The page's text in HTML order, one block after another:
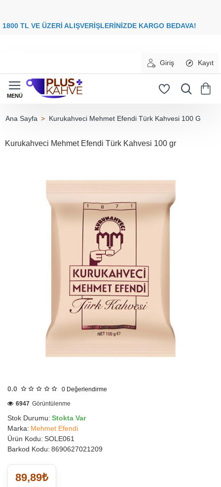
00 TL VE ÜZERİ ALIŞVERİŞLERİNİZDE KARGO
Giriş Kayıt
Kurukahveci Mehmet Efendi Türk Kahvesi 100 G
Kurukahveci Mehmet Efendi Türk Kahvesi 100 gr
0.0 0 Değerlendirme
Stok Durumu: Stokta Var
Marka: Mehmet Efendi
Ürün Kodu: SOLE061
Barkod Kodu: 8690627021209
6947 Görüntülenme
89,89₺